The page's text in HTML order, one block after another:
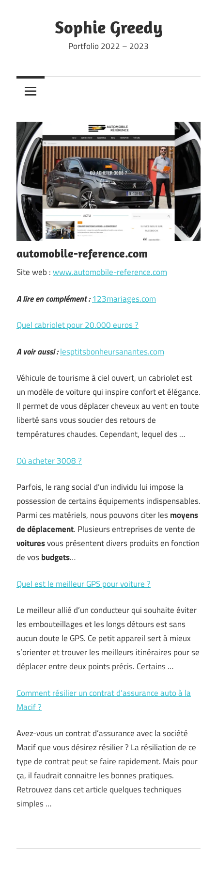
Sophie Greedy
Portfolio 2022 – 2023
automobile-reference.com
Site web :www.automobile-reference.com
A lire en complément : 123mariages.com
Quel cabriolet pour 20.000 euros ?
A voir aussi :lesptitsbonheursanantes.com
Véhicule de tourisme à ciel ouvert, un cabriolet est
un modèle de voiture qui inspire confort et élégance.
Il permet de vous déplacer cheveux au vent en toute
liberté sans vous soucier des retours de
températures chaudes. Cependant, lequel des …
Où acheter 3008 ?
Parfois, le rang social d’un individu lui impose la
possession de certains équipements indispensables.
Parmi ces matériels, nous pouvons citer lesmoyens
de déplacement. Plusieurs entreprises de vente de
voituresvous présentent divers produits en fonction
de vosbudgets…
Quel est le meilleur GPS pour voiture ?
Le meilleur allié d’un conducteur qui souhaite éviter
les embouteillages et les longs détours est sans
aucun doute le GPS. Ce petit appareil sert à mieux
s’orienter et trouver les meilleurs itinéraires pour se
déplacer entre deux points précis. Certains …
Comment résilier un contrat d’assurance auto à la
Macif ?
Avez-vous un contrat d’assurance avec la société
Macif que vous désirez résilier ? La résiliation de ce
type de contrat peut se faire rapidement. Mais pour
ça, il faudrait connaitre les bonnes pratiques.
Retrouvez dans cet article quelques techniques
simples …